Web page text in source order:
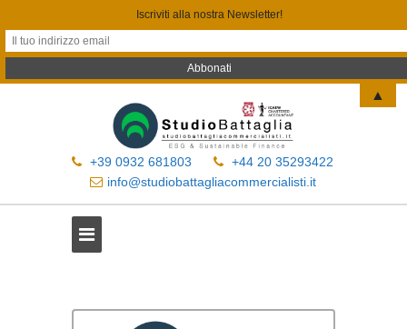
+39 0932 681803
+44 20 35293422
info@studiobattagliacommercialisti.it
Iscriviti alla nostra Newsletter!
▲